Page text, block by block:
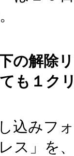
の解除
も１ク
込みフ
ス」を